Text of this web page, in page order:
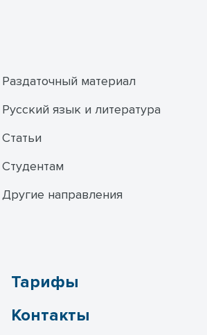
Раздаточный материал
Русский язык и литература
Статьи
Студентам
Другие направления
Тарифы
Контакты